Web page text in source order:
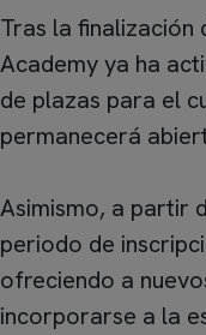
Tras la finalización
Academy ya ha
de plazas para el
permanecerá
Asimismo, a partir
periodo de
ofreciendo a
incorporarse a la